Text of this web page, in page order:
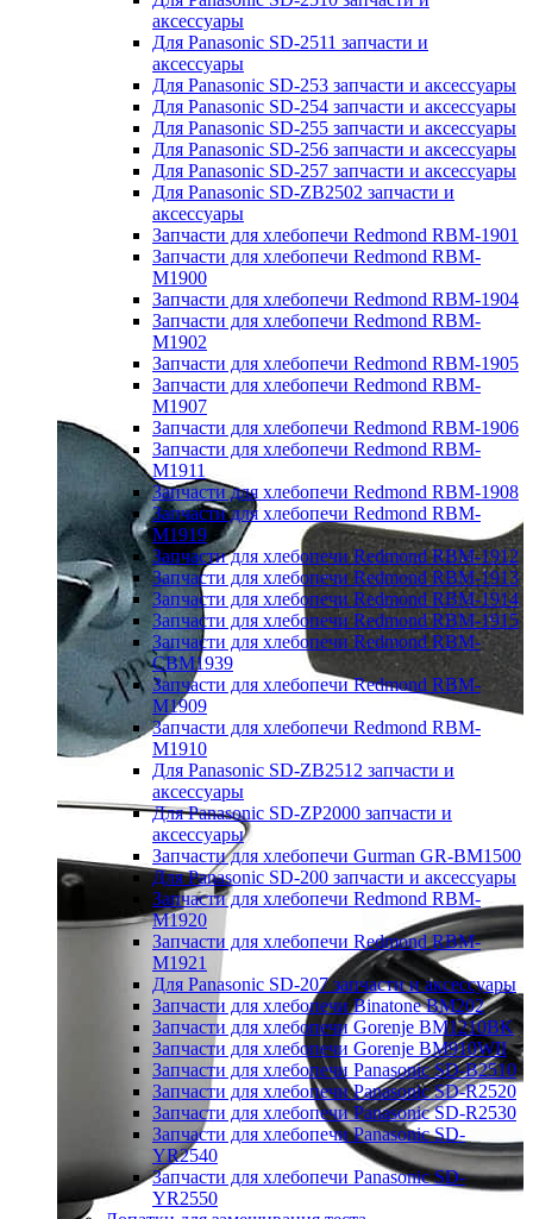
аксессуары
Для Panasonic SD-2511 запчасти и
аксессуары
Для Panasonic SD-253 запчасти и аксессуары
Для Panasonic SD-254 запчасти и аксессуары
Для Panasonic SD-255 запчасти и аксессуары
Для Panasonic SD-256 запчасти и аксессуары
Для Panasonic SD-257 запчасти и аксессуары
Для Panasonic SD-ZB2502 запчасти и
аксессуары
Запчасти для хлебопечи Redmond RBM-1901
Запчасти для хлебопечи Redmond RBM-
M1900
Запчасти для хлебопечи Redmond RBM-1904
Запчасти для хлебопечи Redmond RBM-
M1902
Запчасти для хлебопечи Redmond RBM-1905
Запчасти для хлебопечи Redmond RBM-
M1907
Запчасти для хлебопечи Redmond RBM-1906
Запчасти для хлебопечи Redmond RBM-
M1911
Запчасти для хлебопечи Redmond RBM-1908
Запчасти для хлебопечи Redmond RBM-
M1919
Запчасти для хлебопечи Redmond RBM-1912
Запчасти для хлебопечи Redmond RBM-1913
Запчасти для хлебопечи Redmond RBM-1914
Запчасти для хлебопечи Redmond RBM-1915
Запчасти для хлебопечи Redmond RBM-
CBM1939
Запчасти для хлебопечи Redmond RBM-
M1909
Запчасти для хлебопечи Redmond RBM-
M1910
Для Panasonic SD-ZB2512 запчасти и
аксессуары
Для Panasonic SD-ZP2000 запчасти и
аксессуары
Запчасти для хлебопечи Gurman GR-BM1500
Для Panasonic SD-200 запчасти и аксессуары
Запчасти для хлебопечи Redmond RBM-
M1920
Запчасти для хлебопечи Redmond RBM-
M1921
Для Panasonic SD-207 запчасти и аксессуары
Запчасти для хлебопечи Binatone BM202
Запчасти для хлебопечи Gorenje BM1210BK
Запчасти для хлебопечи Gorenje BM910WII
Запчасти для хлебопечи Panasonic SD-B2510
Запчасти для хлебопечи Panasonic SD-R2520
Запчасти для хлебопечи Panasonic SD-R2530
Запчасти для хлебопечи Panasonic SD-
YR2540
Запчасти для хлебопечи Panasonic SD-
YR2550